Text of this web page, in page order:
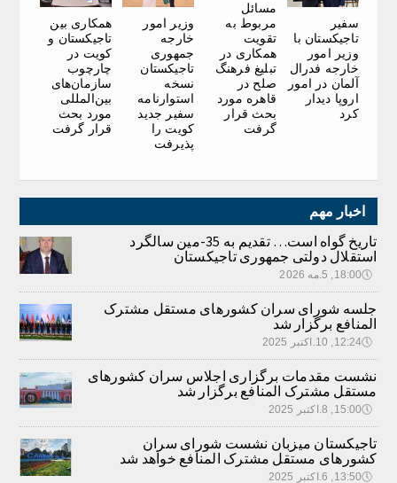
سفیر
تاجیکستان با
وزیر امور
خارجه فدرال
آلمان در امور
اروپا دیدار
کرد
مسائل
مربوط به
تقویت
همکاری در
تبلیغ فرهنگ
صلح در
قاهره مورد
بحث قرار
گرفت
وزیر امور
خارجه
جمهوری
تاجیکستان
نسخه
استوارنامه
سفیر جدید
کویت را
پذیرفت
همکاری بین
تاجیکستان و
کویت در
چارچوب
سازمان‌های
بین‌المللی
مورد بحث
قرار گرفت
اخبار مهم
تاریخ گواه است… تقدیم به 35-مین سالگرد
استقلال دولتی جمهوری تاجیکستان
🕔18:00, 5.مه 2026
جلسه شورای سران کشورهای مستقل مشترک
المنافع برگزار شد
🕔12:24, 10.اکتبر 2025
نشست مقدمات برگزاری اجلاس سران کشورهای
مستقل مشترک المنافع برگزار شد
🕔15:00, 8.اکتبر 2025
تاجیکستان میزبان نشست شورای سران
کشورهای مستقل مشترک المنافع خواهد شد
🕔13:50, 6.اکتبر 2025